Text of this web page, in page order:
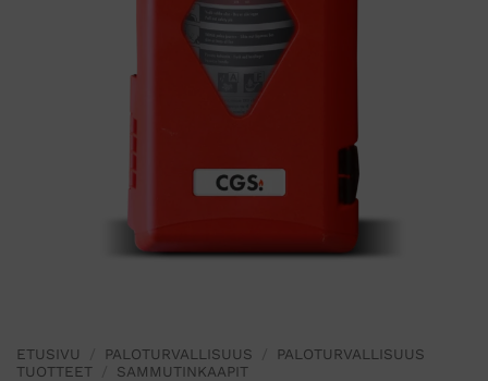
ETUSIVU PALOTURVALLISUUS
PALOTURVALLISUUS
TUOTTEET
SAMMUTINKAAPIT